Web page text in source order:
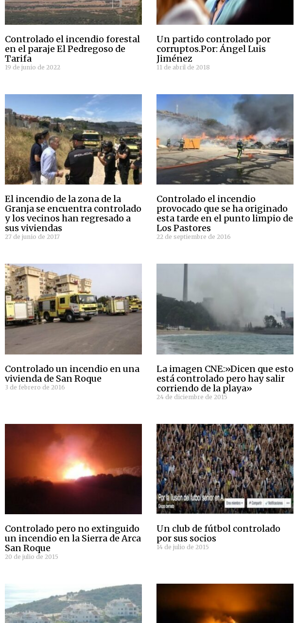
Controlado el incendio forestal
en el paraje El Pedregoso de
Tarifa
19 de junio de 2022
Un partido controlado por
corruptos.Por: Ángel Luis
Jiménez
11 de abril de 2018
El incendio de la zona de la
Granja se encuentra controlado
y los vecinos han regresado a
sus viviendas
27 de junio de 2017
Controlado el incendio
provocado que se ha originado
esta tarde en el punto limpio de
Los Pastores
22 de septiembre de 2016
Controlado un incendio en una
vivienda de San Roque
3 de febrero de 2016
La imagen CNE:»Dicen que esto
está controlado pero hay salir
corriendo de la playa»
24 de diciembre de 2015
Controlado pero no extinguido
un incendio en la Sierra de Arca
San Roque
20 de julio de 2015
Un club de fútbol controlado
por sus socios
14 de julio de 2015